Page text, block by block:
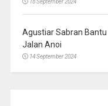
18 September 2024
Agustiar Sabran
Jalan Anoi
14 September 2024